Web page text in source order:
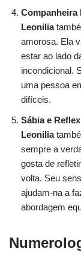
Companheira
Leonilia
amorosa. Ela
estar ao lado
incondicional.
uma pessoa
difíceis.
Sábia e
Leonilia
sempre a
gosta de
volta. Seu
ajudam-na a
abordagem